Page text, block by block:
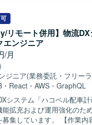
Workspaceを使用してい
Tech Lead1名、PdM1名、
託2名で構成されるチーム
キルを持ちTech Leadや
う役職として位置づけられ
ていただける環境です。
の開発をご担当いただきま
アプリケーション開発とし
装、リリースまでを一気
ックエンドの開発が中心と
じてフロントエンド開発も
らのフィードバックに基づ
・改善、日常的なリファク
の活用やコンテナ化など技
も取り組んでいただきます。 【
の最新トレンドを意識しな
める方、今後アクセス数
リモート併用】物流
エンジニア
/月
ジニア(業務委託・フリー
・ React ・ AWS ・ GraphQL
システム「ハコベル配車
拡充および運用強化のた
す。 【作業内容】 物流DX